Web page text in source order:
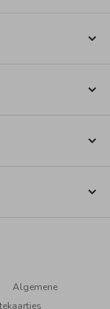
Algemene